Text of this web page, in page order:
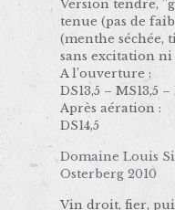
Version tendre,
tenue (pas de
(menthe séchée,
sans excitation
A l’ouverture :
DS13,5 – MS13,5 –
Après aération :
DS14,5
Domaine Louis
Osterberg 2010
Vin droit, fier,